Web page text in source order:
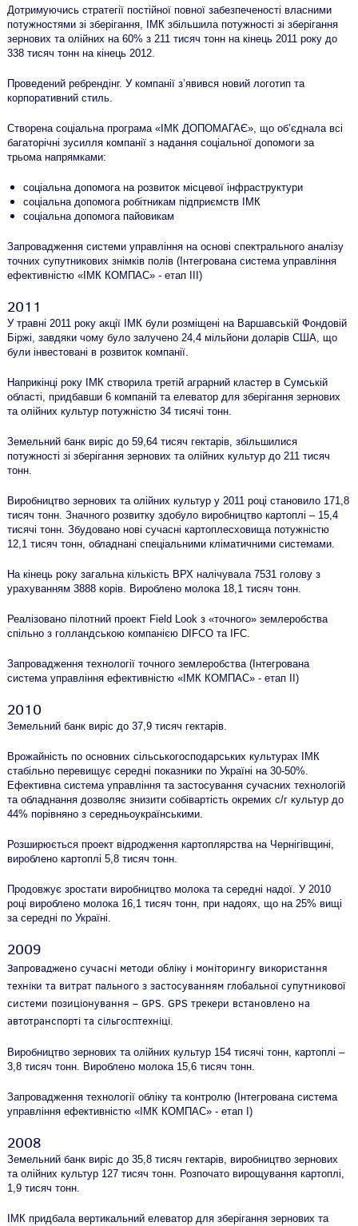
Дотримуючись стратегії постійної повної забезпеченості власними
потужностями зі зберігання, ІМК збільшила потужності зі зберігання
зернових та олійних на 60% з 211 тисяч тонн на кінець 2011 року до
338 тисяч тонн на кінець 2012.
Проведений ребрендінг. У компанії з’явився новий логотип та
корпоративний стиль.
Створена соціальна програма «ІМК ДОПОМАГАЄ», що об’єднала всі
багаторічні зусилля компанії з надання соціальної допомоги за
трьома напрямками:
соціальна допомога на розвиток місцевої інфраструктури
соціальна допомога робітникам підприємств ІМК
соціальна допомога пайовикам
Запровадження системи управління на основі спектрального аналізу
точних супутникових знімків полів (Інтегрована система управління
ефективністю «ІМК КОМПАС» - етап ІІІ)
2011
У травні 2011 року акції ІМК були розміщені на Варшавській Фондовій
Біржі, завдяки чому було залучено 24,4 мільйони доларів США, що
були інвестовані в розвиток компанії.
Наприкінці року ІМК створила третій аграрний кластер в Сумській
області, придбавши 6 компаній та елеватор для зберігання зернових
та олійних культур потужністю 34 тисячі тонн.
Земельний банк виріс до 59,64 тисяч гектарів, збільшилися
потужності зі зберігання зернових та олійних культур до 211 тисяч
тонн.
Виробництво зернових та олійних культур у 2011 році становило 171,8
тисяч тонн. Значного розвитку здобуло виробництво картоплі – 15,4
тисячі тонн. Збудовано нові сучасні картоплесховища потужністю
12,1 тисяч тонн, обладнані спеціальними кліматичними системами.
На кінець року загальна кількість ВРХ налічувала 7531 голову з
урахуванням 3888 корів. Вироблено молока 18,1 тисяч тонн.
Реалізовано пілотний проект Field Look з «точного» землеробства
спільно з голландською компанією DIFCO та IFC.
Запровадження технології точного землеробства (Інтегрована
система управління ефективністю «ІМК КОМПАС» - етап ІІ)
2010
Земельний банк виріс до 37,9 тисяч гектарів.
Врожайність по основних сільськогосподарських культурах ІМК
стабільно перевищує середні показники по Україні на 30-50%.
Ефективна система управління та застосування сучасних технологій
та обладнання дозволяє знизити собівартість окремих с/г культур до
44% порівняно з середньоукраїнськими.
Розширюється проект відродження картоплярства на Чернігівщині,
вироблено картоплі 5,8 тисяч тонн.
Продовжує зростати виробництво молока та середні надої. У 2010
році вироблено молока 16,1 тисяч тонн, при надоях, що на 25% вищі
за середні по Україні.
2009
Запроваджено сучасні методи обліку і моніторингу використання
техніки та витрат пального з застосуванням глобальної супутникової
системи позиціонування – GPS. GPS трекери встановлено на
автотранспорті та сільгосптехніці.
Виробництво зернових та олійних культур 154 тисячі тонн, картоплі –
3,8 тисяч тонн. Вироблено молока 15,6 тисяч тонн.
Запровадження технології обліку та контролю (Інтегрована система
управління ефективністю «ІМК КОМПАС» - етап І)
2008
Земельний банк виріс до 35,8 тисяч гектарів, виробництво зернових
та олійних культур 127 тисяч тонн. Розпочато вирощування картоплі,
1,9 тисяч тонн.
ІМК придбала вертикальний елеватор для зберігання зернових та